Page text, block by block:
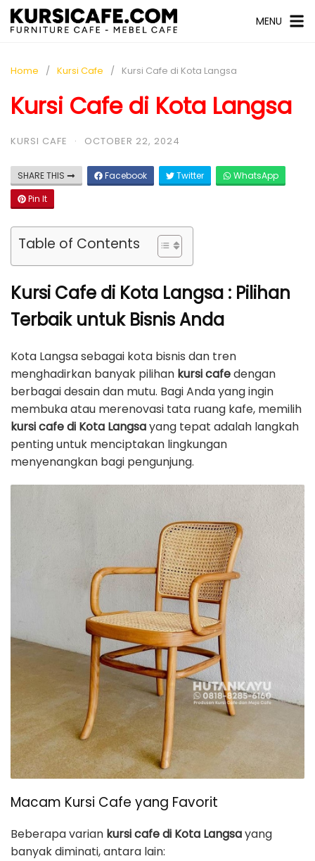
MENU
Home Kursi Cafe Kursi Cafe di Kota Langsa
Kursi Cafe di Kota Langsa
KURSI CAFE · OCTOBER 22, 2024
SHARE THIS Facebook Twitter
WhatsApp
Pin It
Table of Contents
Kursi Cafe di Kota Langsa : Pilihan
Terbaik untuk Bisnis Anda
Kota Langsa sebagai kota bisnis dan tren
menghadirkan banyak pilihan kursi cafedengan
berbagai desain dan mutu. Bagi Anda yang ingin
membuka atau merenovasi tata ruang kafe, memilih
kursi cafe di Kota Langsayang tepat adalah langkah
penting untuk menciptakan lingkungan
menyenangkan bagi pengunjung.
Macam Kursi Cafe yang Favorit
Beberapa varian kursi cafe di Kota Langsayang
banyak diminati, antara lain: